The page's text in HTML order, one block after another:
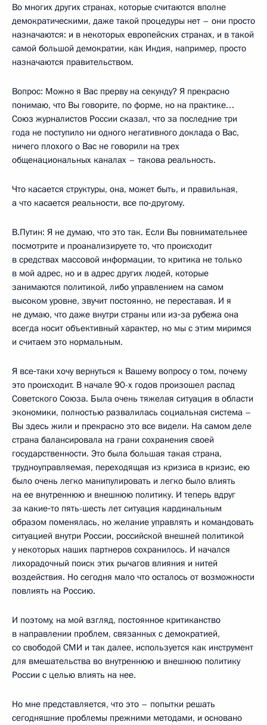
Во многих других странах, которые считаются вполне
демократическими, даже такой процедуры нет – они просто
назначаются: и в некоторых европейских странах, и в такой
самой большой демократии, как Индия, например, просто
назначаются правительством.
Вопрос: Можно я Вас прерву на секунду? Я прекрасно
понимаю, что Вы говорите, по форме, но на практике…
Союз журналистов России сказал, что за последние три
года не поступило ни одного негативного доклада о Вас,
ничего плохого о Вас не говорили на трех
общенациональных каналах – такова реальность.
Что касается структуры, она, может быть, и правильная,
а что касается реальности, все по‑другому.
В.Путин: Я не думаю, что это так. Если Вы повнимательнее
посмотрите и проанализируете то, что происходит
в средствах массовой информации, то критика не только
в мой адрес, но и в адрес других людей, которые
занимаются политикой, либо управлением на самом
высоком уровне, звучит постоянно, не переставая. И я
не думаю, что даже внутри страны или из‑за рубежа она
всегда носит объективный характер, но мы с этим миримся
и считаем это нормальным.
Я все‑таки хочу вернуться к Вашему вопросу о том, почему
это происходит. В начале 90-х годов произошел распад
Советского Союза. Была очень тяжелая ситуация в области
экономики, полностью развалилась социальная система –
Вы здесь жили и прекрасно это все видели. На самом деле
страна балансировала на грани сохранения своей
государственности. Это была большая такая страна,
трудноуправляемая, переходящая из кризиса в кризис, ею
было очень легко манипулировать и легко было влиять
на ее внутреннюю и внешнюю политику. И теперь вдруг
за какие‑то пять-шесть лет ситуация кардинальным
образом поменялась, но желание управлять и командовать
ситуацией внутри России, российской внешней политикой
у некоторых наших партнеров сохранилось. И начался
лихорадочный поиск этих рычагов влияния и нитей
воздействия. Но сегодня мало что осталось от возможности
повлиять на Россию.
И поэтому, на мой взгляд, постоянное критиканство
в направлении проблем, связанных с демократией,
со свободой СМИ и так далее, используется как инструмент
для вмешательства во внутреннюю и внешнюю политику
России с целью влиять на нее.
Но мне представляется, что это – попытки решать
сегодняшние проблемы прежними методами, и основано